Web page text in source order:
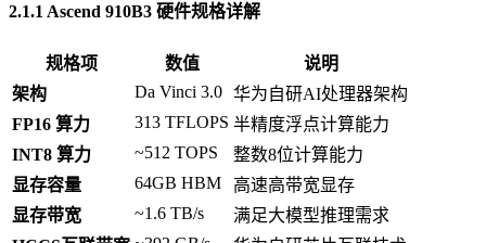
2.1.1 Ascend 910B3 硬件规格详解
规格项 数值
说明
架构
Da Vinci 3.0 华为自研AI处理器架构
FP16 算力
313 TFLOPS 半精度浮点计算能力
INT8 算力
~512 TOPS
整数8位计算能力
显存容量
64GB HBM
高速高带宽显存
显存带宽
~1.6 TB/s
满足大模型推理需求